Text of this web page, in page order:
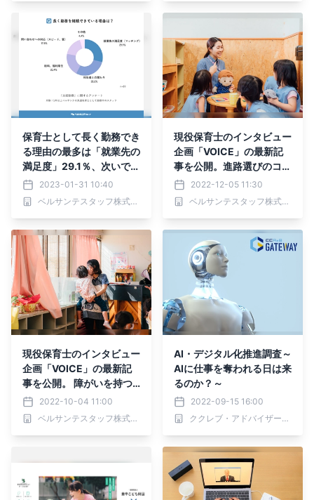
保育士として長く勤務でき
る理由の最多は「就業先の
満足度」29.1％、次いで
「担当者との関わり」28.
6％。「給与、福利厚生」
を上回る結果に。
2023-01-31 10:40
ベルサンテスタッフ株式会社
現役保育士のインタビュー
企画「VOICE」の最新記
事を公開。進路選びのコツ
を紹介！ 勤務先を選ぶポ
イントは「派遣仲間がいる
かどうか」
2022-12-05 11:30
ベルサンテスタッフ株式会社
現役保育士のインタビュー
企画「VOICE」の最新記
事を公開。 障がいを持つ
子どもたちを担当する先生
の声を紹介
2022-10-04 11:00
ベルサンテスタッフ株式会社
AI・デジタル化推進調査～
AIに仕事を奪われる日は来
るのか？～
2022-09-15 16:00
ククレブ・アドバイザーズ株式会社